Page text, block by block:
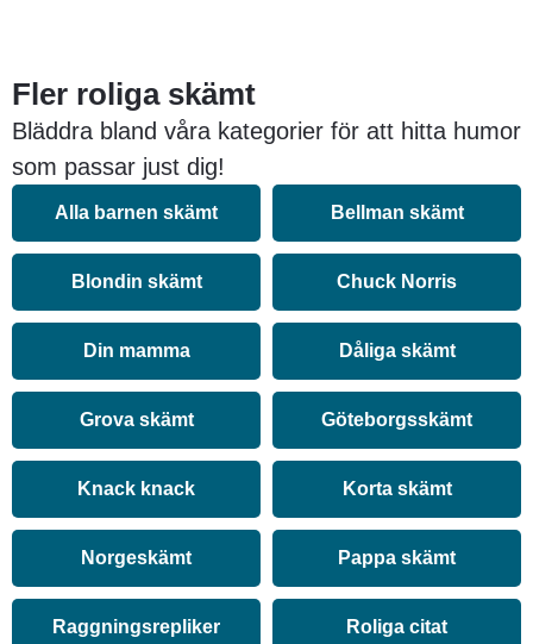
Fler roliga skämt
Bläddra bland våra kategorier för att hitta humor
som passar just dig!
Alla barnen skämt Bellman skämt
Blondin skämt Chuck Norris
Din mamma Dåliga skämt
Grova skämt Göteborgsskämt
Knack knack Korta skämt
Norgeskämt Pappa skämt
Raggningsrepliker Roliga citat